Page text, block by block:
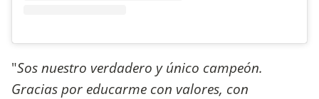
"Sos nuestro verdadero y único campeón.
Gracias por educarme con valores, con